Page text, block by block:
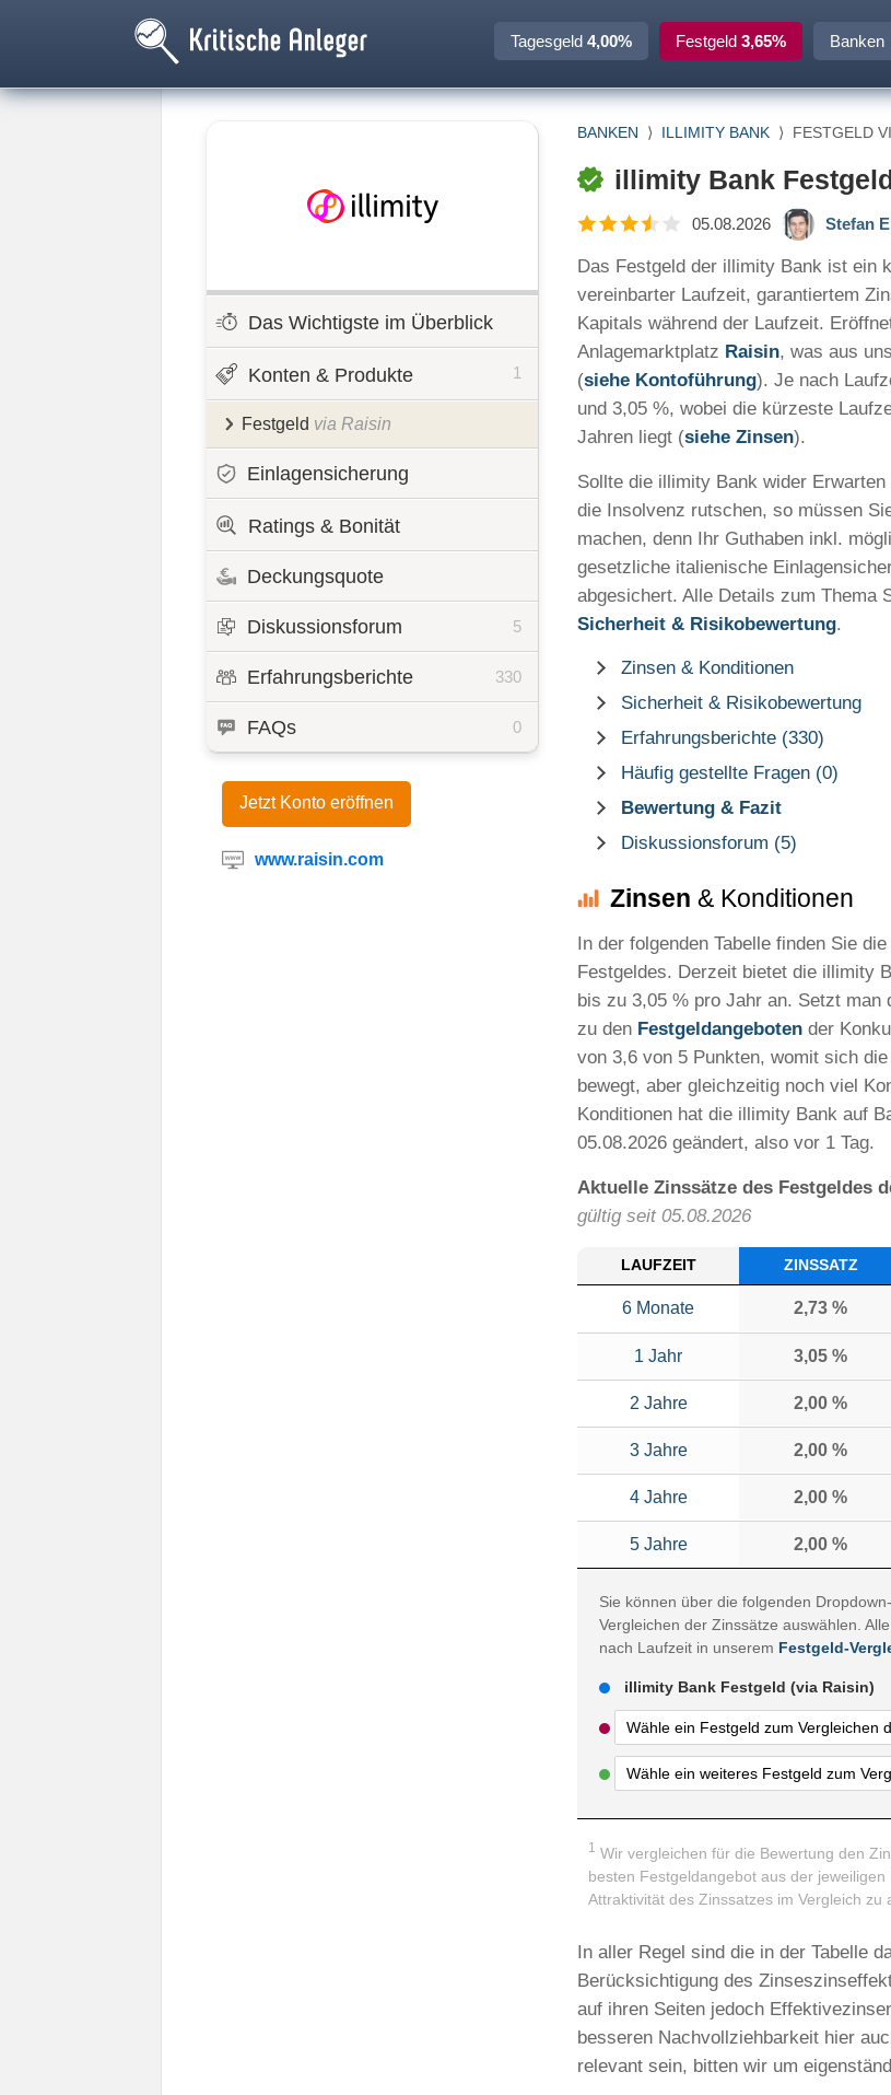
Tagesgeld 4,00% Festgeld 3,65% Banken
Das Wichtigste im Überblick
Konten & Produkte 1
Festgeld via Raisin
Einlagensicherung
Ratings & Bonität
Deckungsquote
Diskussionsforum 5
Erfahrungsberichte 330
FAQs 0
Jetzt Konto eröffnen
www.raisin.com
BANKEN ⟩ ILLIMITY BANK ⟩ FESTGELD
illimity Bank
05.08.2026 Stefan
Das Festgeld der illimity Bank ist ein
vereinbarter Laufzeit, garantiertem
Kapitals während der Laufzeit.
Anlagemarktplatz Raisin, was aus
(siehe Kontoführung). Je nach
und 3,05 %, wobei die kürzeste
Jahren liegt (siehe Zinsen).
Sollte die illimity Bank wider
die Insolvenz rutschen, so müssen
machen, denn Ihr Guthaben inkl.
gesetzliche italienische
abgesichert. Alle Details zum Thema
Sicherheit & Risikobewertung.
Zinsen & Konditionen
Sicherheit & Risikobewertung
Erfahrungsberichte (330)
Häufig gestellte Fragen (0)
Bewertung & Fazit
Diskussionsforum (5)
Zinsen & Konditionen
In der folgenden Tabelle finden Sie
Festgeldes. Derzeit bietet die illimity
bis zu 3,05 % pro Jahr an. Setzt
zu den Festgeldangeboten der
von 3,6 von 5 Punkten, womit sich
bewegt, aber gleichzeitig noch viel
Konditionen hat die illimity Bank auf
05.08.2026 geändert, also vor 1 Tag.
Aktuelle Zinssätze des Festgeldes
gültig seit 05.08.2026
LAUFZEIT ZINSSATZ
6 Monate 2,73 %
1 Jahr 3,05 %
2 Jahre 2,00 %
3 Jahre 2,00 %
4 Jahre 2,00 %
5 Jahre 2,00 %
Sie können über die folgenden
Vergleichen der Zinssätze auswählen.
nach Laufzeit in unserem Festgeld-
illimity Bank Festgeld (via Raisin)
1 Wir vergleichen für die Bewertung den
besten Festgeldangebot aus der
Attraktivität des Zinssatzes im Vergleich zu
In aller Regel sind die in der Tabelle
Berücksichtigung des
auf ihren Seiten jedoch
besseren Nachvollziehbarkeit hier
relevant sein, bitten wir um